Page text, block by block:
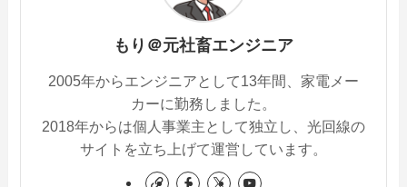
もり＠元社畜エンジニア
2005年からエンジニアとして13年間、家電メー
カーに勤務しました。
2018年からは個人事業主として独立し、光回線の
サイトを立ち上げて運営しています。